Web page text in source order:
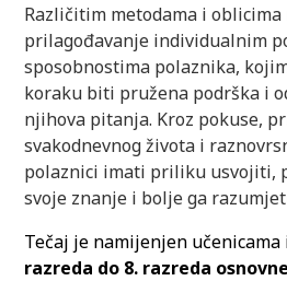
Različitim metodama i oblicima
prilagođavanje individualnim
sposobnostima polaznika,
koraku biti pružena podrška i
njihova pitanja. Kroz pokuse,
svakodnevnog života i
polaznici imati priliku usvojiti,
svoje znanje i bolje ga
Tečaj je namijenjen učenicama
razreda do 8. razreda